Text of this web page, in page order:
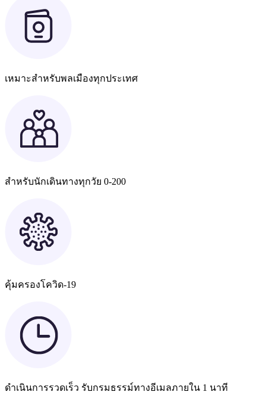
เหมาะสำหรับพลเมืองทุกประเทศ
สำหรับนักเดินทางทุกวัย 0-200
คุ้มครองโควิด-19
ดำเนินการรวดเร็ว รับกรมธรรม์ทางอีเมลภายใน 1 นาที